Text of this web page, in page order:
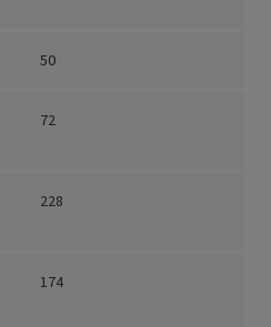
50
72
228
174